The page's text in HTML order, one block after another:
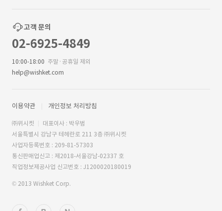
고객 문의
02-6925-4849
10:00-18:00 주말·공휴일 제외
help@wishket.com
이용약관 개인정보 처리방침
㈜위시켓
대표이사 : 박우범
서울특별시 강남구 테헤란로 211 3층 ㈜위시켓
사업자등록번호 : 209-81-57303
통신판매업신고 : 제2018-서울강남-02337 호
직업정보제공사업 신고번호 : J1200020180019
© 2013 Wishket Corp.